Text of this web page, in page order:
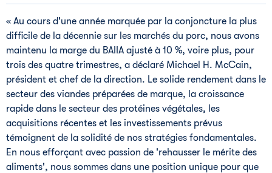
« Au cours d'une année marquée par la conjoncture la plus
difficile de la décennie sur les marchés du porc, nous avons
maintenu la marge du BAIIA ajusté à 10 %, voire plus, pour
trois des quatre trimestres, a déclaré Michael H. McCain,
président et chef de la direction. Le solide rendement dans le
secteur des viandes préparées de marque, la croissance
rapide dans le secteur des protéines végétales, les
acquisitions récentes et les investissements prévus
témoignent de la solidité de nos stratégies fondamentales.
En nous efforçant avec passion de 'rehausser le mérite des
aliments', nous sommes dans une position unique pour que